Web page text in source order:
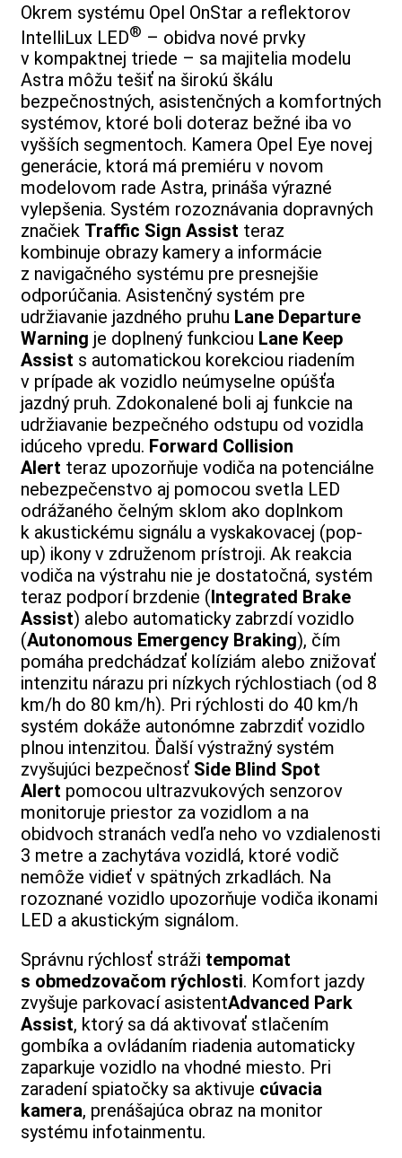
Okrem systému Opel OnStar a reflektorov
IntelliLux LED® – obidva nové prvky
v kompaktnej triede – sa majitelia modelu
Astra môžu tešiť na širokú škálu
bezpečnostných, asistenčných a komfortných
systémov, ktoré boli doteraz bežné iba vo
vyšších segmentoch. Kamera Opel Eye novej
generácie, ktorá má premiéru v novom
modelovom rade Astra, prináša výrazné
vylepšenia. Systém rozoznávania dopravných
značiek Traffic Sign Assist teraz
kombinuje obrazy kamery a informácie
z navigačného systému pre presnejšie
odporúčania. Asistenčný systém pre
udržiavanie jazdného pruhu Lane Departure
Warning je doplnený funkciou Lane Keep
Assist s automatickou korekciou riadením
v prípade ak vozidlo neúmyselne opúšťa
jazdný pruh. Zdokonalené boli aj funkcie na
udržiavanie bezpečného odstupu od vozidla
idúceho vpredu. Forward Collision
Alert teraz upozorňuje vodiča na potenciálne
nebezpečenstvo aj pomocou svetla LED
odrážaného čelným sklom ako doplnkom
k akustickému signálu a vyskakovacej (pop-
up) ikony v združenom prístroji. Ak reakcia
vodiča na výstrahu nie je dostatočná, systém
teraz podporí brzdenie (Integrated Brake
Assist) alebo automaticky zabrzdí vozidlo
(Autonomous Emergency Braking), čím
pomáha predchádzať kolíziám alebo znižovať
intenzitu nárazu pri nízkych rýchlostiach (od 8
km/h do 80 km/h). Pri rýchlosti do 40 km/h
systém dokáže autonómne zabrzdiť vozidlo
plnou intenzitou. Ďalší výstražný systém
zvyšujúci bezpečnosť Side Blind Spot
Alert pomocou ultrazvukových senzorov
monitoruje priestor za vozidlom a na
obidvoch stranách vedľa neho vo vzdialenosti
3 metre a zachytáva vozidlá, ktoré vodič
nemôže vidieť v spätných zrkadlách. Na
rozoznané vozidlo upozorňuje vodiča ikonami
LED a akustickým signálom.
Správnu rýchlosť stráži tempomat
s obmedzovačom rýchlosti. Komfort jazdy
zvyšuje parkovací asistentAdvanced Park
Assist, ktorý sa dá aktivovať stlačením
gombíka a ovládaním riadenia automaticky
zaparkuje vozidlo na vhodné miesto. Pri
zaradení spiatočky sa aktivuje cúvacia
kamera, prenášajúca obraz na monitor
systému infotainmentu.